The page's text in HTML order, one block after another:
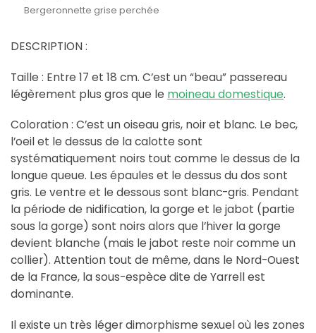
Bergeronnette grise perchée
DESCRIPTION :
Taille : Entre 17 et 18 cm. C’est un “beau” passereau
légèrement plus gros que le moineau domestique.
Coloration : C’est un oiseau gris, noir et blanc. Le bec,
l’oeil et le dessus de la calotte sont
systématiquement noirs tout comme le dessus de la
longue queue. Les épaules et le dessus du dos sont
gris. Le ventre et le dessous sont blanc-gris. Pendant
la période de nidification, la gorge et le jabot (partie
sous la gorge) sont noirs alors que l’hiver la gorge
devient blanche (mais le jabot reste noir comme un
collier). Attention tout de même, dans le Nord-Ouest
de la France, la sous-espèce dite de Yarrell est
dominante.
Il existe un très léger dimorphisme sexuel où les zones